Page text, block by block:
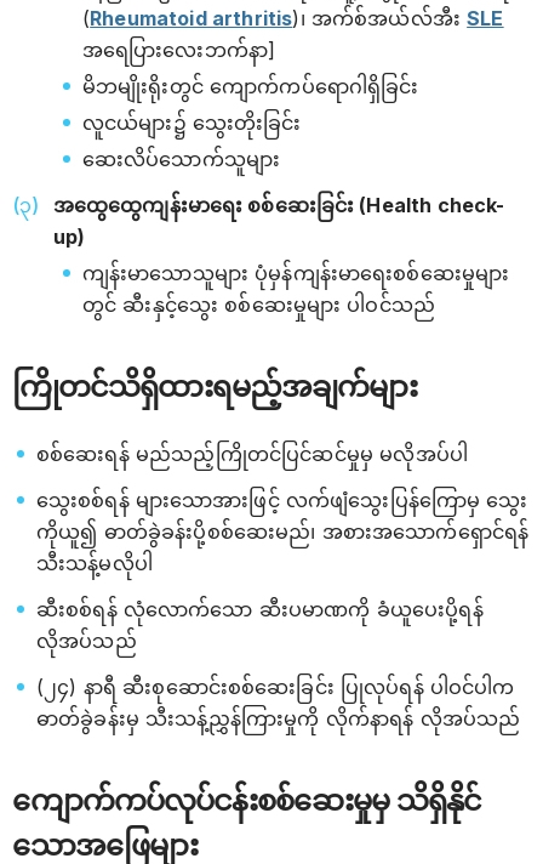
(Rheumatoid arthritis)၊ အက်စ်အယ်လ်အီးSLE
အရေပြားလေးဘက်နာ]
မိဘမျိုးရိုးတွင် ကျောက်ကပ်ရောဂါရှိခြင်း
လူငယ်များ၌ သွေးတိုးခြင်း
ဆေးလိပ်သောက်သူများ
အထွေထွေကျန်းမာရေး စစ်ဆေးခြင်း (Health check-
up)
ကျန်းမာသောသူများ ပုံမှန်ကျန်းမာရေးစစ်ဆေးမှုများ
တွင် ဆီးနှင့်သွေး စစ်ဆေးမှုများ ပါဝင်သည်
ကြိုတင်သိရှိထားရမည့်အချက်များ
စစ်ဆေးရန် မည်သည့်ကြိုတင်ပြင်ဆင်မှုမှ မလိုအပ်ပါ
သွေးစစ်ရန် များသောအားဖြင့် လက်ဖျံသွေးပြန်ကြောမှ သွေး
ကိုယူ၍ ဓာတ်ခွဲခန်းပို့စစ်ဆေးမည်၊ အစားအသောက်ရှောင်ရန်
သီးသန့်မလိုပါ
ဆီးစစ်ရန် လုံလောက်သော ဆီးပမာဏကို ခံယူပေးပို့ရန်
လိုအပ်သည်
(၂၄) နာရီ ဆီးစုဆောင်းစစ်ဆေးခြင်း ပြုလုပ်ရန် ပါဝင်ပါက
ဓာတ်ခွဲခန်းမှ သီးသန့်ညွှန်ကြားမှုကို လိုက်နာရန် လိုအပ်သည်
ကျောက်ကပ်လုပ်ငန်းစစ်ဆေးမှုမှ သိရှိနိုင်
သောအဖြေများ